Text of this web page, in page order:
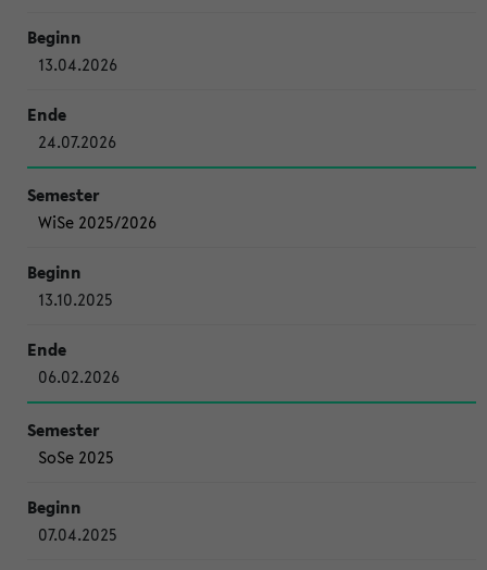
13.04.2026
24.07.2026
WiSe 2025/2026
13.10.2025
06.02.2026
SoSe 2025
07.04.2025